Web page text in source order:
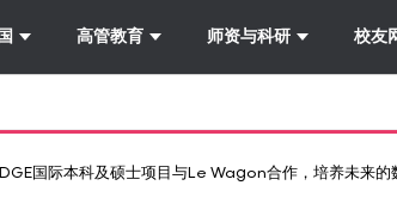
高管教育 师资与科研 校友
国际本科及硕士项目与Le Wagon合作，培养未来的